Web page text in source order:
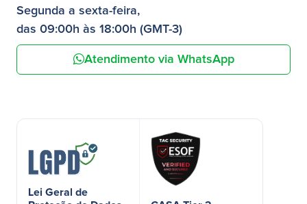
Segunda a sexta-feira,
das 09:00h às 18:00h (GMT-3)
Atendimento via WhatsApp
Lei Geral de